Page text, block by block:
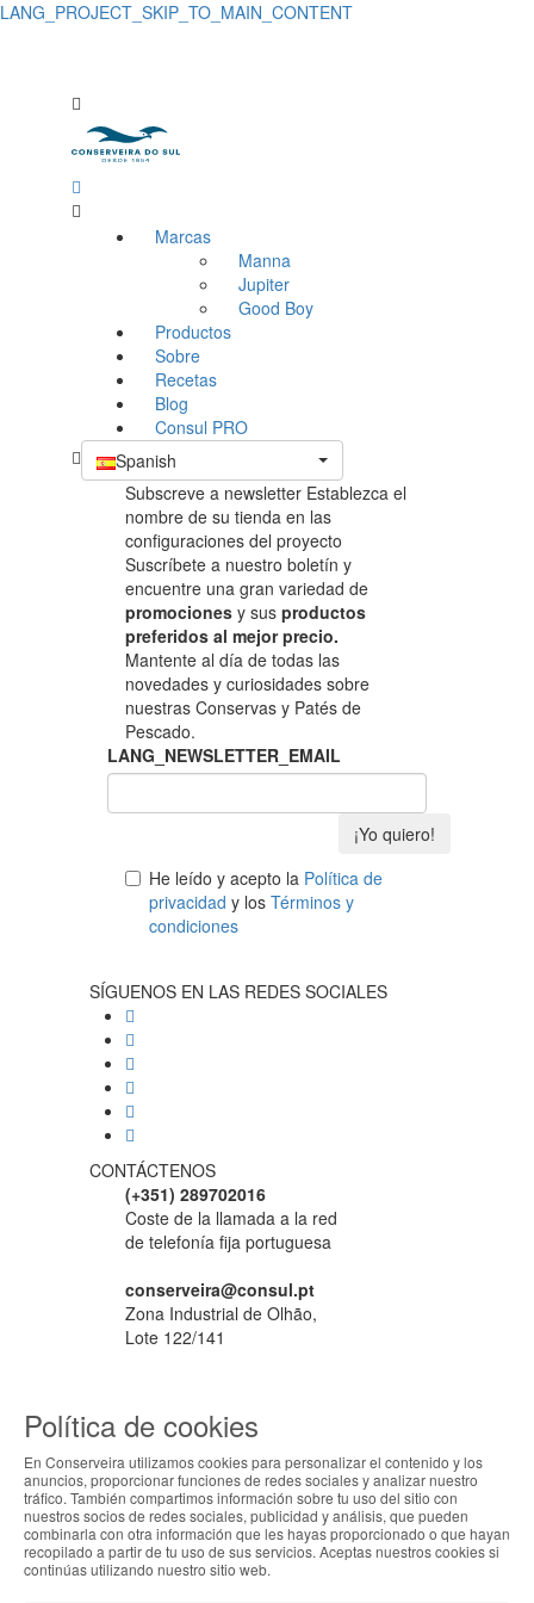
LANG_PROJECT_SKIP_TO_MAIN_CONTENT
Marcas
Manna
Jupiter
Good Boy
Productos
Sobre
Recetas
Blog
Consul PRO
Spanish
Subscreve a newsletter Establezca el
nombre de su tienda en las
configuraciones del proyecto
Suscríbete a nuestro boletín y
encuentre una gran variedad de
promociones y sus productos
preferidos al mejor precio.
Mantente al día de todas las
novedades y curiosidades sobre
nuestras Conservas y Patés de
Pescado.
LANG_NEWSLETTER_EMAIL
¡Yo quiero!
He leído y acepto la Política de
privacidad y los Términos y
condiciones
SÍGUENOS EN LAS REDES SOCIALES
CONTÁCTENOS
(+351) 289702016
Coste de la llamada a la red
de telefonía fija portuguesa
conserveira@consul.pt
Zona Industrial de Olhão,
Lote 122/141
Iniciar Sesión Registro
Política de cookies
En Conserveira utilizamos cookies para personalizar el contenido y los
anuncios, proporcionar funciones de redes sociales y analizar nuestro
tráfico. También compartimos información sobre tu uso del sitio con
nuestros socios de redes sociales, publicidad y análisis, que pueden
combinarla con otra información que les hayas proporcionado o que hayan
recopilado a partir de tu uso de sus servicios. Aceptas nuestros cookies si
continúas utilizando nuestro sitio web.